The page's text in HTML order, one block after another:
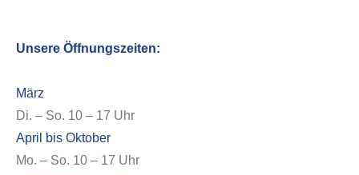
Unsere Öffnungszeiten:
März
Di. – So. 10 – 17 Uhr
April bis Oktober
Mo. – So. 10 – 17 Uhr